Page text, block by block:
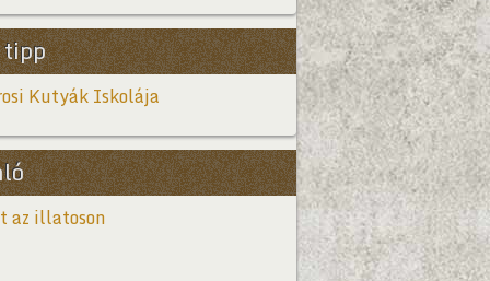
Kutyák Iskolája
az illatoson